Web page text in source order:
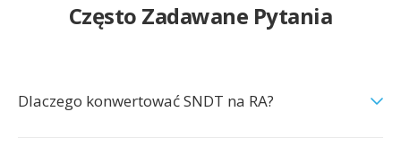
Często Zadawane Pytania
Dlaczego konwertować SNDT na RA?